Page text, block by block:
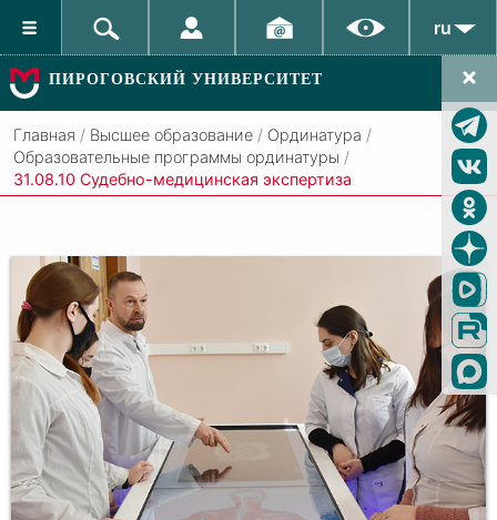
ru
ПИРОГОВСКИЙ УНИВЕРСИТЕТ
Главная / Высшее образование / Ординатура /
Образовательные программы ординатуры /
31.08.10 Судебно-медицинская экспертиза